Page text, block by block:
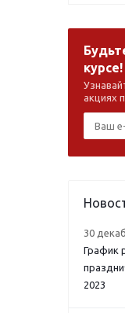
курсе!
акциях
30
График
2023